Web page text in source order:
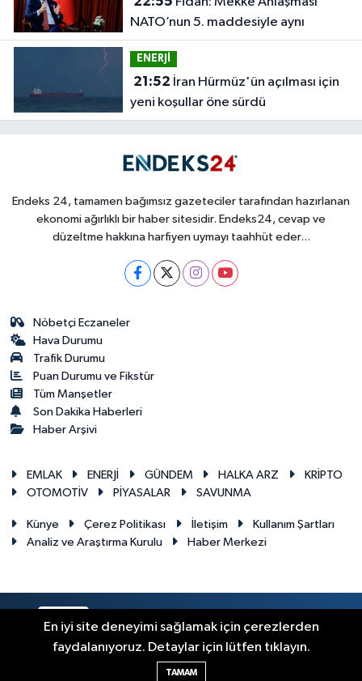
NATO’nun 5. maddesiyle aynı
ENERJİ
21:52
yeni koşullar öne sürdü
Endeks 24, tamamen bağımsız gazeteciler tarafından hazırlanan
ekonomi ağırlıklı bir haber sitesidir. Endeks24, cevap ve
düzeltme hakkına harfiyen uymayı taahhüt eder...
Nöbetçi Eczaneler
Hava Durumu
Trafik Durumu
Puan Durumu ve Fikstür
Tüm Manşetler
Son Dakika Haberleri
Haber Arşivi
EMLAK ENERJİ GÜNDEM HALKA ARZ
KRİPTO
OTOMOTİV
PİYASALAR SAVUNMA
Künye Çerez Politikası İletişim
Kullanım Şartları
Analiz ve Araştırma Kurulu
Haber Merkezi
RSS Copyright © 2026. Her hakkı saklıdır.
Haber Yazılımı:
En iyi site deneyimi sağlamak için çerezlerden
faydalanıyoruz. Detaylar için lütfen tıklayın.
TAMAM